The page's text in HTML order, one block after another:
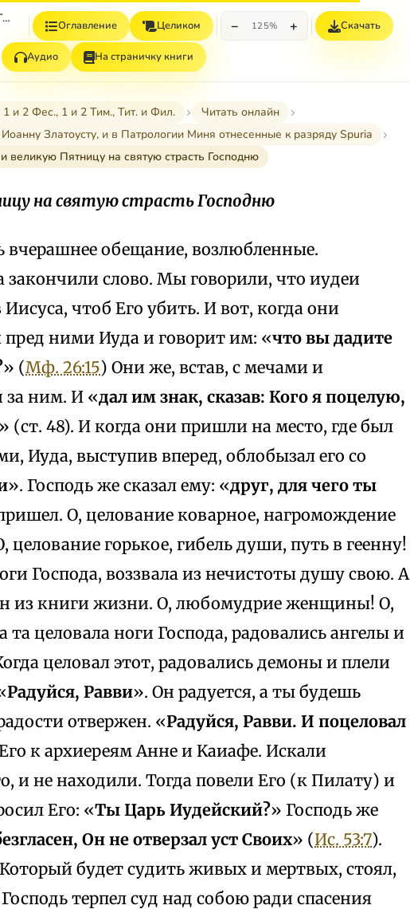
ТВОРЕНИЯ СВЯТОГО ОТЦА НАШЕГО ИОАННА ЗЛАТОУСТА, АРХИЕПИСКОПА КОНСТАНТИНОПОЛЬСКОГО. ТОМ ОДИННАДЦАТЫЙ. КНИГА ВТОРАЯ. ТОЛКОВАНИЯ НА ПОСЛАНИЯ АПОСТОЛА ПАВЛА. ТВОРЕНИЯ, приписываемые св. Иоанну Златоусту, и в Патрологии Миня отнесенные к разряду Spuria. Оглавление Целиком − 125% + Скачать
Аудио На страничку книги
и 2 Фес., 1 и 2 Тим., Тит. и Фил.
Читать онлайн
Златоусту, и в Патрологии Миня отнесенные к разряду Spuria
великую Пятницу на святую страсть Господню
на святую страсть Господню
обещание, возлюбленные.
слово. Мы говорили, что иудеи
чтоб Его убить. И вот, когда они
пред ними Иуда и говорит им: «что вы дадите
» (Мф. 26:15) Они же, встав, с мечами и
за ним. И «дал им знак, сказав: Кого я поцелую,
» (ст. 48). И когда они пришли на место, где был
Иуда, выступив вперед, облобызал его со
». Господь же сказал ему: «друг, для чего ты
О, целование коварное, нагромождение
целование горькое, гибель души, путь в геенну!
Господа, воззвала из нечистоты душу свою. А
из книги жизни. О, любомудрие женщины! О,
та целовала ноги Господа, радовались ангелы и
целовал этот, радовались демоны и плели
Радуйся, Равви». Он радуется, а ты будешь
отвержен. «Радуйся, Равви. И поцеловал
к архиереям Анне и Kaиафe. Искали
и не находили. Тогда повели Его (к Пилату) и
Его: «Ты Царь Иудейский?» Господь же
Он не отверзал уст Своих» (Ис. 53:7).
будет судить живых и мертвых, стоял,
терпел суд над собою ради спасения